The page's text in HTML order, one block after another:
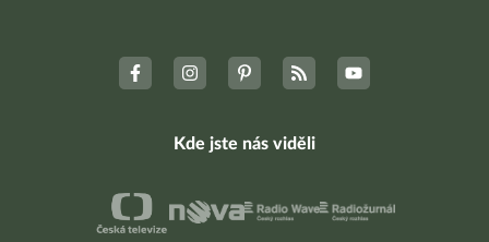
Kde jste nás viděli